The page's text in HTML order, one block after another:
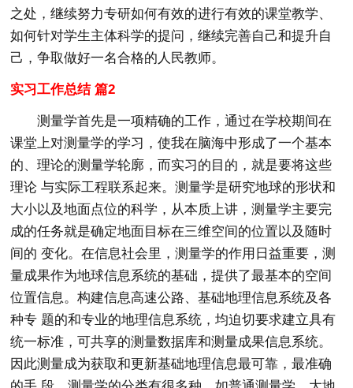
之处，继续努力专研如何有效的进行有效的课堂教学、
如何针对学生主体科学的提问，继续完善自己和提升自
己，争取做好一名合格的人民教师。
实习工作总结 篇2
测量学首先是一项精确的工作，通过在学校期间在
课堂上对测量学的学习，使我在脑海中形成了一个基本
的、理论的测量学轮廓，而实习的目的，就是要将这些
理论 与实际工程联系起来。测量学是研究地球的形状和
大小以及地面点位的科学，从本质上讲，测量学主要完
成的任务就是确定地面目标在三维空间的位置以及随时
间的 变化。在信息社会里，测量学的作用日益重要，测
量成果作为地球信息系统的基础，提供了最基本的空间
位置信息。构建信息高速公路、基础地理信息系统及各
种专 题的和专业的地理信息系统，均迫切要求建立具有
统一标准，可共享的测量数据库和测量成果信息系统。
因此测量成为获取和更新基础地理信息最可靠，最准确